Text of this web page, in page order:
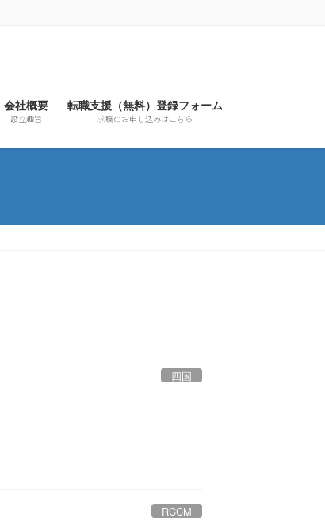
会社概要
設立趣旨
転職支援（無料）登録フォーム
求職のお申し込みはこちら
四国
RCCM